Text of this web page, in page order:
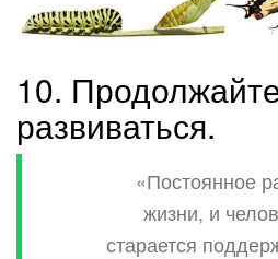
10.
развиваться.
«Постоянное
жизни, и
старается